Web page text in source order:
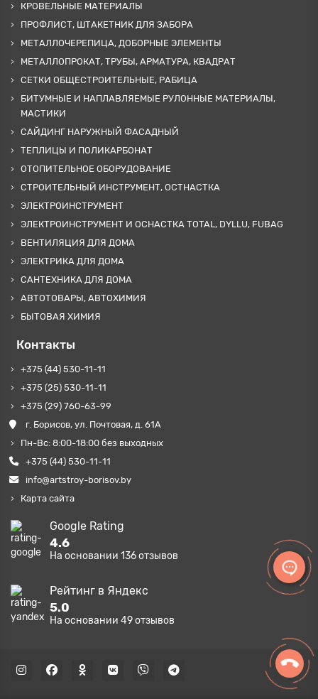
КРОВЕЛЬНЫЕ МАТЕРИАЛЫ
ПРОФЛИСТ, ШТАКЕТНИК ДЛЯ ЗАБОРА
МЕТАЛЛОЧЕРЕПИЦА, ДОБОРНЫЕ ЭЛЕМЕНТЫ
МЕТАЛЛОПРОКАТ, ТРУБЫ, АРМАТУРА, КВАДРАТ
СЕТКИ ОБЩЕСТРОИТЕЛЬНЫЕ, РАБИЦА
БИТУМНЫЕ И НАПЛАВЛЯЕМЫЕ РУЛОННЫЕ МАТЕРИАЛЫ,
МАСТИКИ
САЙДИНГ НАРУЖНЫЙ ФАСАДНЫЙ
ТЕПЛИЦЫ И ПОЛИКАРБОНАТ
ОТОПИТЕЛЬНОЕ ОБОРУДОВАНИЕ
СТРОИТЕЛЬНЫЙ ИНСТРУМЕНТ, ОСТНАСТКА
ЭЛЕКТРОИНСТРУМЕНТ
ЭЛЕКТРОИНСТРУМЕНТ И ОСНАСТКА TOTAL, DYLLU, FUBAG
ВЕНТИЛЯЦИЯ ДЛЯ ДОМА
ЭЛЕКТРИКА ДЛЯ ДОМА
САНТЕХНИКА ДЛЯ ДОМА
АВТОТОВАРЫ, АВТОХИМИЯ
БЫТОВАЯ ХИМИЯ
Контакты
+375 (44) 530-11-11
+375 (25) 530-11-11
+375 (29) 760-63-99
г. Борисов, ул. Почтовая, д. 61А
Пн-Вс: 8:00-18:00 без выходных
+375 (44) 530-11-11
info@artstroy-borisov.by
Карта сайта
Google Rating
4.6
На основании 136отзывов
Рейтинг в Яндекс
5.0
На основании 49отзывов